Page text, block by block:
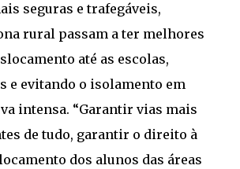
seguras e trafegáveis,
rural passam a ter melhores
até as escolas,
e evitando o isolamento em
intensa. “Garantir vias mais
de tudo, garantir o direito à
dos alunos das áreas